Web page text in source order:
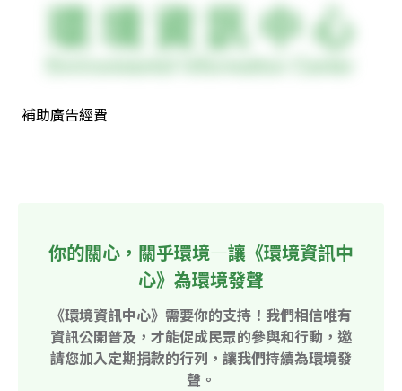
補助廣告經費
你的關心，關乎環境—讓《環境資訊中
心》為環境發聲
《環境資訊中心》需要你的支持！我們相信唯有
資訊公開普及，才能促成民眾的參與和行動，邀
請您加入定期捐款的行列，讓我們持續為環境發
聲。